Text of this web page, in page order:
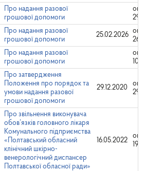
Про надання разової
грошової допомоги
Про надання разової
грошової допомоги
25.02.2026
Про надання разової
грошової допомоги
Про затвердження
Положення про порядок та
умови надання разової
грошової допомоги
29.12.2020
Про звільнення виконувача
обов’язків головного лікаря
Комунального підприємства
«Полтавський обласний
клінічний шкірно-
венерологічний диспансер
Полтавської обласної ради»
16.05.2022